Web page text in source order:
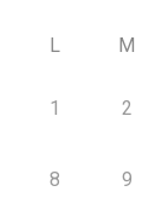
L M
1 2
8 9